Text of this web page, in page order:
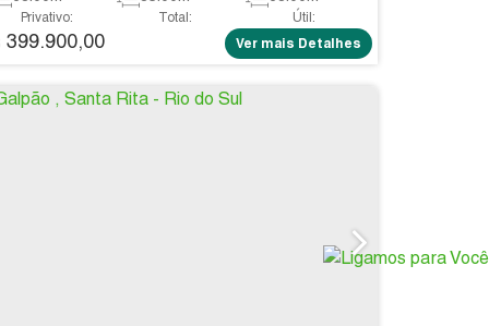
399.900,00
Privativo: Total: Útil:
Ver mais Detalhes